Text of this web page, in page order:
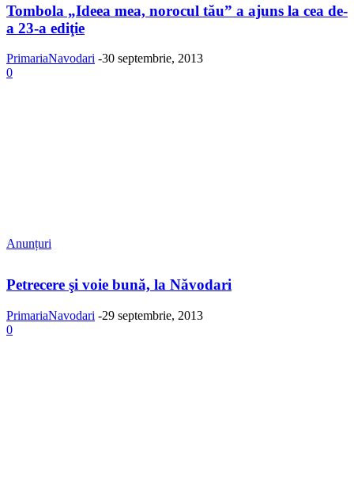
Tombola „Ideea mea, norocul tău” a ajuns la cea de-
a 23-a ediţie
PrimariaNavodari -30 septembrie, 2013
0
Anunțuri
Petrecere şi voie bună, la Năvodari
PrimariaNavodari -29 septembrie, 2013
0